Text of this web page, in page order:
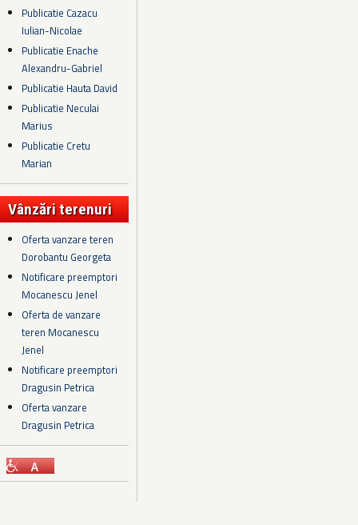
Publicatie Cazacu
Iulian-Nicolae
Publicatie Enache
Alexandru-Gabriel
Publicatie Hauta David
Publicatie Neculai
Marius
Publicatie Cretu
Marian
Vânzări terenuri
Oferta vanzare teren
Dorobantu Georgeta
Notificare preemptori
Mocanescu Jenel
Oferta de vanzare
teren Mocanescu
Jenel
Notificare preemptori
Dragusin Petrica
Oferta vanzare
Dragusin Petrica